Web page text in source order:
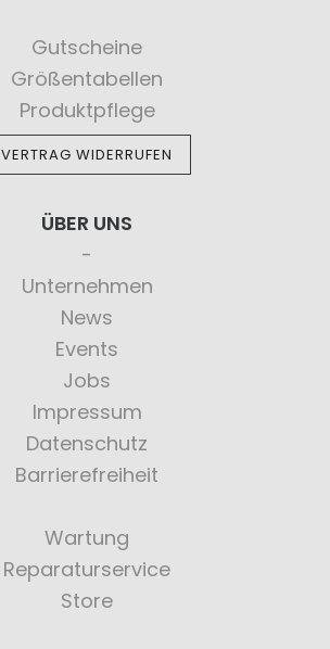
Gutscheine
Größentabellen
Produktpflege
VERTRAG WIDERRUFEN
ÜBER UNS
Unternehmen
News
Events
Jobs
Impressum
Datenschutz
Barrierefreiheit
Wartung
Reparaturservice
Store